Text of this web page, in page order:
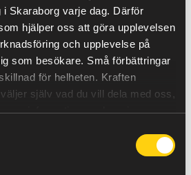
Skaraborg varje dag. Därför
hjälper oss att göra upplevelsen
och upplevelse på
som besökare. Små förbättringar
för helheten. Kraften
själv vad du vill dela med oss,
mer information om hur vi
Samtidigt
på bränslemarknaden, vilket
elpriserna indirekt.
vecka 3 av fortsatt
i en lugnare takt än föregående